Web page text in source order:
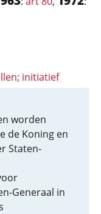
initiatief
worden
de Koning en
Staten-
Generaal in